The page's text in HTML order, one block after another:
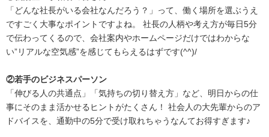
「どんな社長がいる会社なんだろう？」って、働く場所を選ぶうえ
ですごく大事なポイントですよね。 社長の人柄や考え方が毎日5分
で伝わってくるので、会社案内やホームページだけではわからな
い”リアルな空気感”を感じてもらえるはずです(^^)/
②若手のビジネスパーソン
「伸びる人の共通点」「気持ちの切り替え方」など、明日からの仕
事にそのまま活かせるヒントがたくさん！ 社会人の大先輩からのア
ドバイスを、通勤中の5分で受け取れちゃうなんてお得すぎます♪